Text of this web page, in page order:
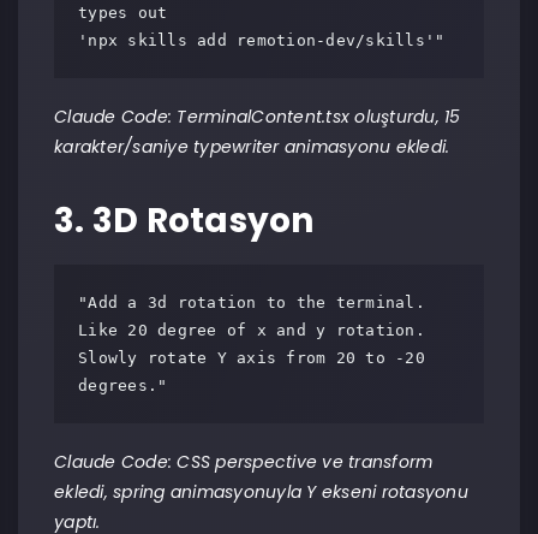
types out
'npx skills add remotion-dev/skills'"
Claude Code: TerminalContent.tsx oluşturdu, 15
karakter/saniye typewriter animasyonu ekledi.
3. 3D Rotasyon
"Add a 3d rotation to the terminal.
Like 20 degree of x and y rotation.
Slowly rotate Y axis from 20 to -20
degrees."
Claude Code: CSS perspective ve transform
ekledi, spring animasyonuyla Y ekseni rotasyonu
yaptı.